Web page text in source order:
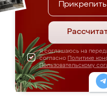
Я соглашаюсь на
согласно Политике
Пользовательскому